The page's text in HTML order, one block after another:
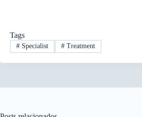
Tags
#Specialist #Treatment